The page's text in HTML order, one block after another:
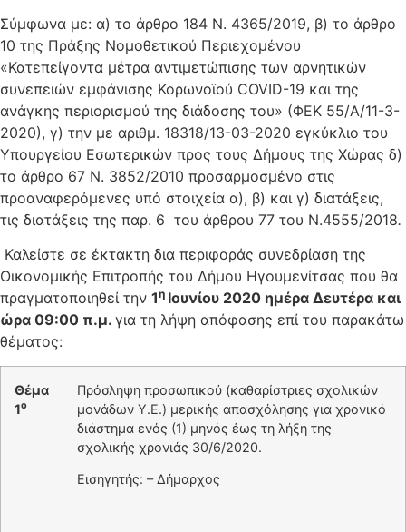
Σύμφωνα με: α) το άρθρο 184 Ν. 4365/2019, β) το άρθρο
10 της Πράξης Νομοθετικού Περιεχομένου
«Κατεπείγοντα μέτρα αντιμετώπισης των αρνητικών
συνεπειών εμφάνισης Κορωνοϊού COVID-19 και της
ανάγκης περιορισμού της διάδοσης του» (ΦΕΚ 55/Α/11-3-
2020), γ) την με αριθμ. 18318/13-03-2020 εγκύκλιο του
Υπουργείου Εσωτερικών προς τους Δήμους της Χώρας δ)
το άρθρο 67 Ν. 3852/2010 προσαρμοσμένο στις
προαναφερόμενες υπό στοιχεία α), β) και γ) διατάξεις,
τις διατάξεις της παρ. 6 του άρθρου 77 του Ν.4555/2018.
Καλείστε σε έκτακτη δια περιφοράς συνεδρίαση της
Οικονομικής Επιτροπής του Δήμου Ηγουμενίτσας που θα
πραγματοποιηθεί την 1η Ιουνίου 2020 ημέρα Δευτέρα και
ώρα 09:00 π.μ. για τη λήψη απόφασης επί του παρακάτω
θέματος:
Θέμα
1ο
Πρόσληψη προσωπικού (καθαρίστριες σχολικών
μονάδων Υ.Ε.) μερικής απασχόλησης για χρονικό
διάστημα ενός (1) μηνός έως τη λήξη της
σχολικής χρονιάς 30/6/2020.
Εισηγητής: – Δήμαρχος